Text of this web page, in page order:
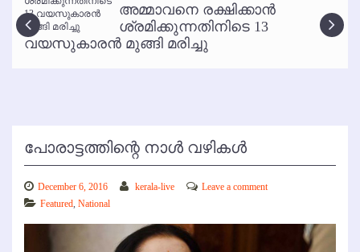
കോഴിക്കോട് വിമാനത്താവളത്തില്‍ അനധികൃത പാര്‍ക്കിംഗ് പിരിവ് :
പരാതി തള്ളി
അമ്മാവനെ രക്ഷിക്കാന്‍
ശ്രമിക്കുന്നതിനിടെ 13
വയസുകാരന്‍ മുങ്ങി മരിച്ചു
പോരാട്ടത്തിന്റെ നാള്‍ വഴികള്‍
December 6, 2016 kerala-live
Leave a comment
Featured National